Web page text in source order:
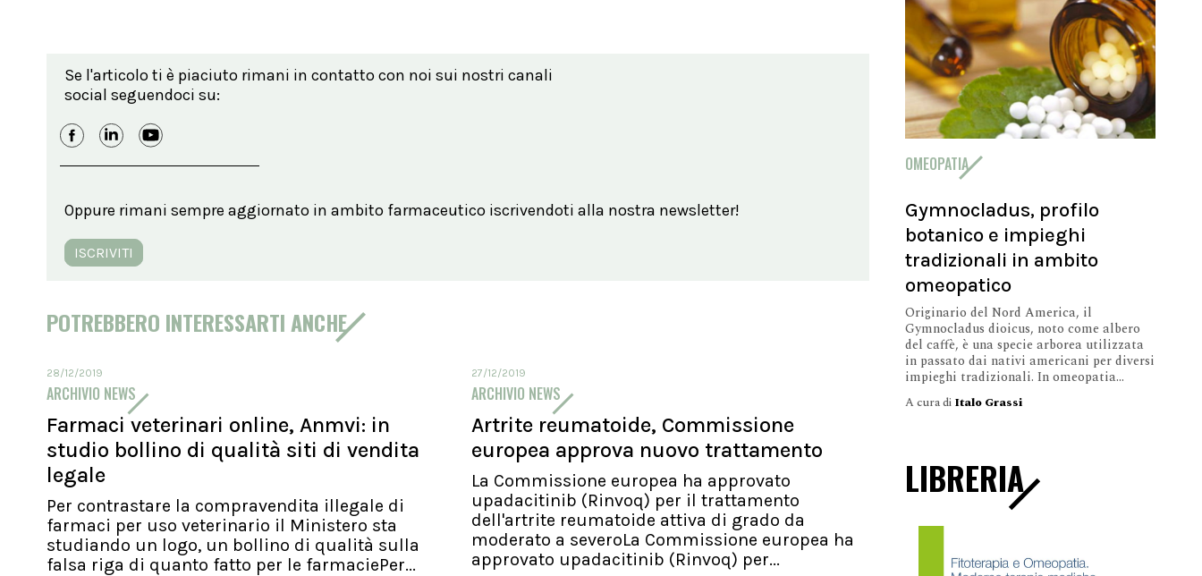
Se l'articolo ti è piaciuto rimani in contatto con noi sui nostri canali
social seguendoci su:
Oppure rimani sempre aggiornato in ambito farmaceutico iscrivendoti alla nostra newsletter!
ISCRIVITI
POTREBBERO INTERESSARTI ANCHE
28/12/2019
ARCHIVIO NEWS
Farmaci veterinari online, Anmvi: in
studio bollino di qualità siti di vendita
legale
Per contrastare la compravendita illegale di
farmaci per uso veterinario il Ministero sta
studiando un logo, un bollino di qualità sulla
falsa riga di quanto fatto per le farmaciePer...
27/12/2019
ARCHIVIO NEWS
Artrite reumatoide, Commissione
europea approva nuovo trattamento
La Commissione europea ha approvato
upadacitinib (Rinvoq) per il trattamento
dell'artrite reumatoide attiva di grado da
moderato a severoLa Commissione europea ha
approvato upadacitinib (Rinvoq) per...
OMEOPATIA
Gymnocladus, profilo
botanico e impieghi
tradizionali in ambito
omeopatico
Originario del Nord America, il
Gymnocladus dioicus, noto come albero
del caffè, è una specie arborea utilizzata
in passato dai nativi americani per diversi
impieghi tradizionali. In omeopatia...
A cura di Italo Grassi
LIBRERIA